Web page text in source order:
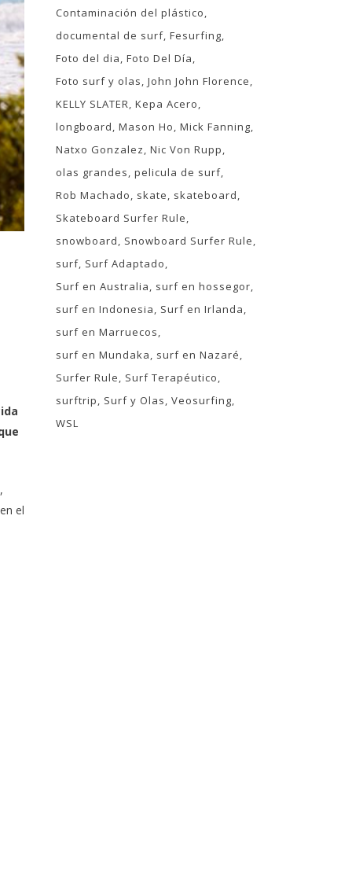
,
el
Contaminación del plástico
documental de surf Fesurfing
Foto del dia Foto Del Día
Foto surf y olas John John Florence
KELLY SLATER Kepa Acero
longboard Mason Ho Mick Fanning
Natxo Gonzalez Nic Von Rupp
olas grandes pelicula de surf
Rob Machado
skate
skateboard
Skateboard Surfer Rule
snowboard
Snowboard Surfer Rule
surf Surf Adaptado
Surf en Australia
surf en hossegor
surf en Indonesia
Surf en Irlanda
surf en Marruecos
surf en Mundaka
surf en Nazaré
Surfer Rule
Surf Terapéutico
surftrip
Surf y Olas Veosurfing
WSL